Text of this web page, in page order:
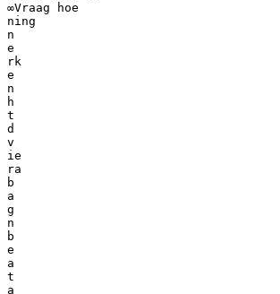
∞Vraag hoe
ning
n
e
rk
e
n
h
t
d
v
ie
ra
b
a
g
n
b
e
a
t
a